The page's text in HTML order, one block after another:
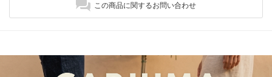
この商品に関するお問い合わせ